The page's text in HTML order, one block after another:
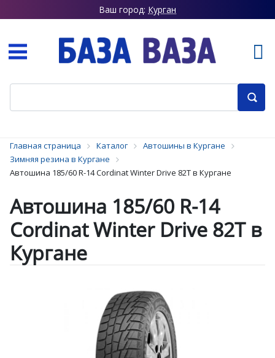
Ваш город: Курган
Главная страница Каталог
Автошины в Кургане
Зимняя резина в Кургане
Автошина 185/60 R-14 Cordinat Winter Drive 82T в Кургане
Автошина 185/60 R-14
Cordinat Winter Drive 82T в
Кургане